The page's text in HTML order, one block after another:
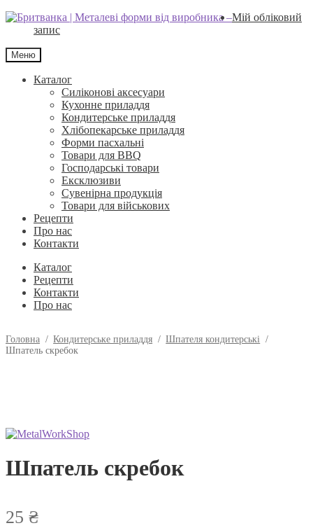
Перейти
Перейти
Мій обліковий
запис
Меню
Каталог
Силіконові аксесуари
Кухонне приладдя
Кондитерське приладдя
Хлібопекарське приладдя
Форми пасхальні
Товари для BBQ
Господарські товари
Ексклюзиви
Сувенірна продукція
Товари для військових
Рецепти
Про нас
Контакти
Каталог
Рецепти
Контакти
Про нас
Головна / Кондитерське приладдя / Шпателя кондитерські /
Шпатель скребок
Шпатель скребок
25 ₴